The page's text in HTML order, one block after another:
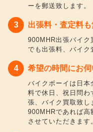
ーを郵送致します。
出張料・査定料
900MHR出張バイク
でも出張料、バイク
希望の時間にお伺
バイクボーイは日
料で休日、祝日問わ
張、バイク買取致し
900MHRであれば高
させていただきます